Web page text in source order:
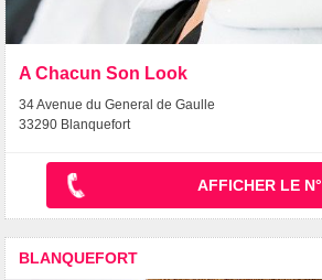
A Chacun Son Look
34 Avenue du General de Gaulle
33290 Blanquefort
AFFICHER LE N°
BLANQUEFORT